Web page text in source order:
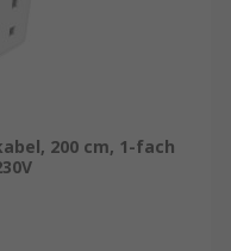
wie effektiv ein
das Gerät
200 cm, 1-fach